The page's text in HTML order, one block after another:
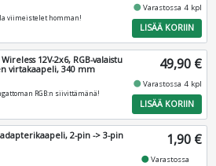
viimeistelet homman!
fiber_manual_recordVarastossa 4 kpl
LISÄÄ KORIIN
12V-2x6, RGB-valaistu
virtakaapeli, 340 mm
RGB:n siivittämänä!
49,90 €
fiber_manual_recordVarastossa 4 kpl
LISÄÄ KORIIN
2-pin -> 3-pin 1,90 €
fiber_manual_recordVarastossa